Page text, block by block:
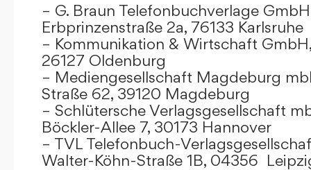
– G. Braun Telefonbuchverlage GmbH
Erbprinzenstraße 2a, 76133 Karlsruhe
– Kommunikation & Wirtschaft
26127 Oldenburg
– Mediengesellschaft Magdeburg
Straße 62, 39120 Magdeburg
– Schlütersche Verlagsgesellschaft
Böckler-Allee 7, 30173 Hannover
– TVL Telefonbuch-
Walter-Köhn-Straße 1B, 04356